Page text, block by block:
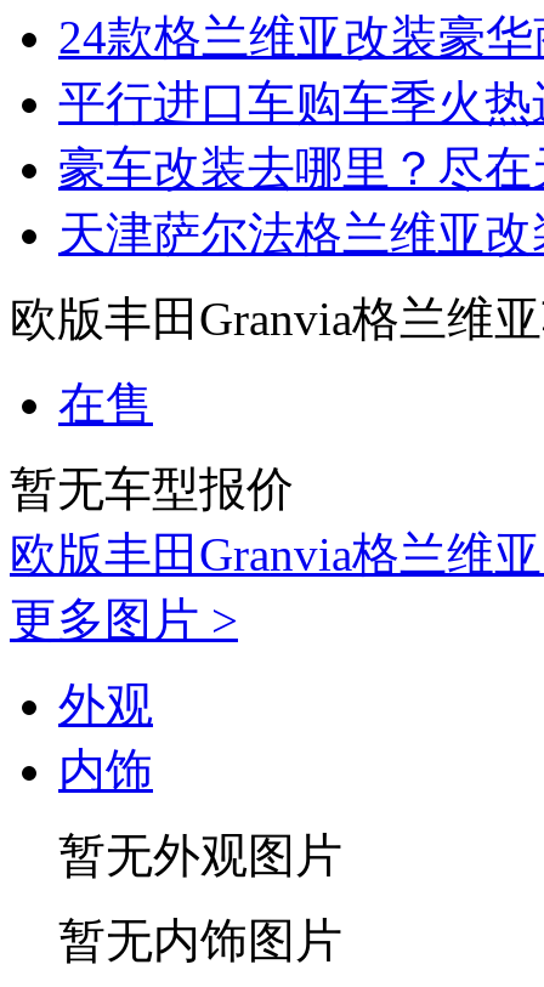
24款格兰维亚改装豪
平行进口车购车季火
豪车改装去哪里？尽
天津萨尔法格兰维亚
欧版丰田Granvia格兰维
在售
暂无车型报价
欧版丰田Granvia格兰维
更多图片 >
外观
内饰
暂无外观图片
暂无内饰图片